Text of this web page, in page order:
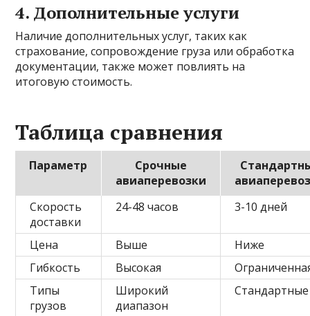
4. Дополнительные услуги
Наличие дополнительных услуг, таких как
страхование, сопровождение груза или обработка
документации, также может повлиять на
итоговую стоимость.
Таблица сравнения
Параметр
Срочные
авиаперевозки
Скорость
доставки
24-48 часов 3-10 дней
Цена Выше
Ниже
Гибкость
Высокая
Типы
грузов
Широкий
диапазон
Стандартные